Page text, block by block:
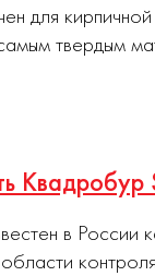
для
твердым
в